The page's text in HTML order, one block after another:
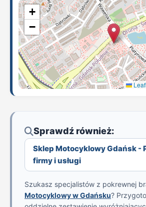
+
−
Sprawdź również:
Sklep Motocyklowy Gdańsk -
firmy i usługi
Szukasz specjalistów z pokrewnej
Motocyklowy w Gdańsku?